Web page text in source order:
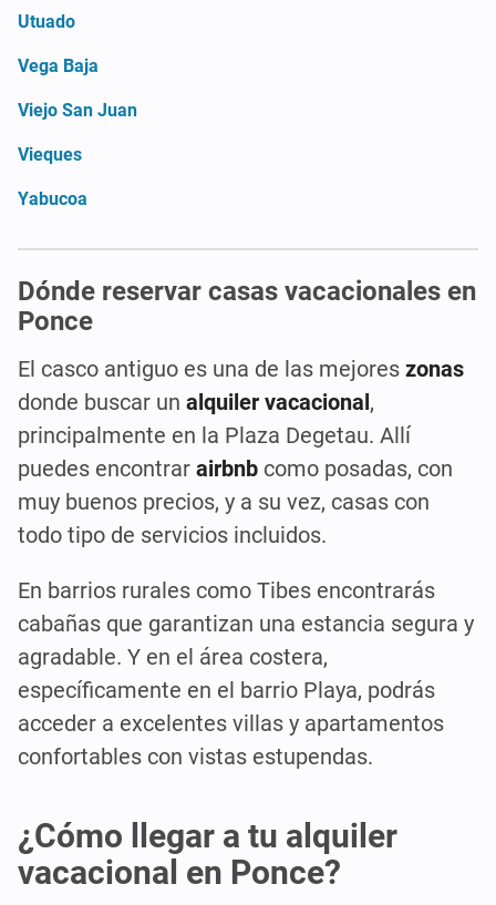
Utuado
Vega Baja
Viejo San Juan
Vieques
Yabucoa
Dónde reservar casas vacacionales en
Ponce
El casco antiguo es una de las mejores zonas
donde buscar un alquiler vacacional,
principalmente en la Plaza Degetau. Allí
puedes encontrar airbnb como posadas, con
muy buenos precios, y a su vez, casas con
todo tipo de servicios incluidos.
En barrios rurales como Tibes encontrarás
cabañas que garantizan una estancia segura y
agradable. Y en el área costera,
específicamente en el barrio Playa, podrás
acceder a excelentes villas y apartamentos
confortables con vistas estupendas.
¿Cómo llegar a tu alquiler
vacacional en Ponce?